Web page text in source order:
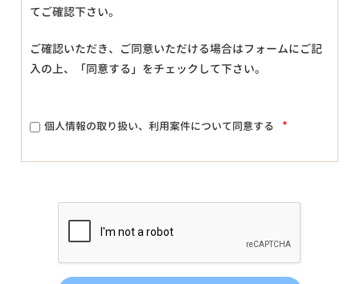
てご確認下さい。
ご確認いただき、ご同意いただける場合はフォームにご記
入の上、「同意する」をチェックして下さい。
個人情報の取り扱い、利用案件について同意する *